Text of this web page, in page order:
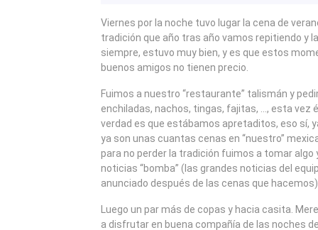
2010
Viernes por la noche tuvo lugar la cena de
tradición que año tras año vamos repitiendo y
siempre, estuvo muy bien, y es que estos
buenos amigos no tienen precio.
Fuimos a nuestro “restaurante” talismán y
enchiladas, nachos, tingas, fajitas, …, esta vez
verdad es que estábamos apretaditos, eso sí,
ya son unas cuantas cenas en “nuestro”
para no perder la tradición fuimos a tomar algo
noticias “bomba” (las grandes noticias del
anunciado después de las cenas que
Luego un par más de copas y hacia casita.
a disfrutar en buena compañía de las noches